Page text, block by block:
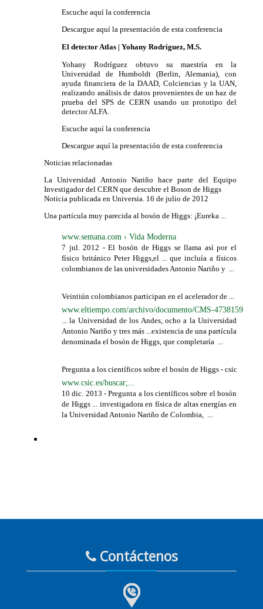
Escuche aquí la conferencia
Descargue aquí la presentación de esta conferencia
El detector Atlas | Yohany Rodríguez, M.S.
Yohany Rodríguez obtuvo su maestría en la
Universidad de Humboldt (Berlin, Alemania), con
ayuda financiera de la DAAD, Colciencias y la UAN,
realizando análisis de datos provenientes de un haz de
prueba del SPS de CERN usando un prototipo del
detector ALFA.
Escuche aquí la conferencia
Descargue aquí la presentación de esta conferencia
Noticias relacionadas
La Universidad Antonio Nariño hace parte del Equipo
Investigador del CERN que descubre el Boson de Higgs
Noticia publicada en Universia. 16 de julio de 2012
Una partícula muy parecida al bosón de Higgs: ¡Eureka ...
www.semana.com › Vida Moderna
7 jul. 2012 -El bosón de Higgs se llama así por el
físico británico Peter Higgs,el ...que incluía a físicos
colombianos de las universidades Antonio Nariño y ...
Veintiún colombianos participan en el acelerador de ...
www.eltiempo.com/archivo/documento/CMS-4738159
...la Universidad de los Andes, ocho a la Universidad
Antonio Nariño y tres más ...existencia de una partícula
denominada el bosón de Higgs, que completaría ...
Pregunta a los científicos sobre el bosón de Higgs - csic.es
www.csic.es/buscar;...
10 dic. 2013 -Pregunta a los científicos sobre el bosón
de Higgs ... investigadora en física de altas energías en
la Universidad Antonio Nariño de Colombia, ...
Contáctenos